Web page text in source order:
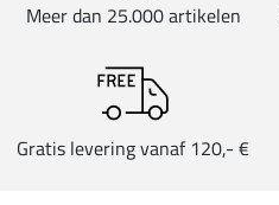
Meer dan 25.000 artikelen
Gratis levering vanaf 120,- €